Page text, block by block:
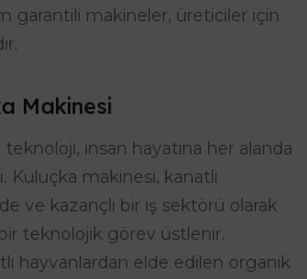
garantili makineler, üreticiler için
Makinesi
insan hayatına her alanda
Kuluçka makinesi, kanatlı
ve kazançlı bir iş sektörü olarak
teknolojik görev üstlenir.
hayvanlardan elde edilen organik